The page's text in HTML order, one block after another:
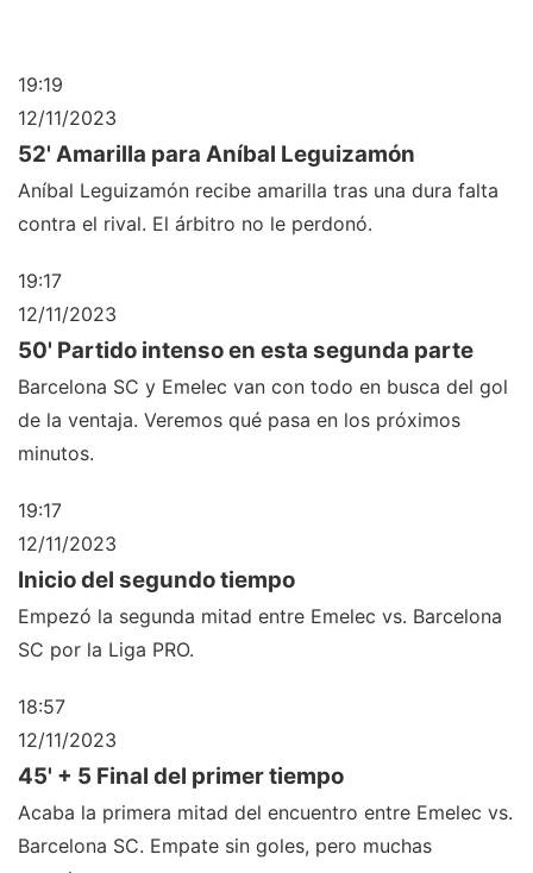
19:19
12/11/2023
52' Amarilla para Aníbal Leguizamón
Aníbal Leguizamón recibe amarilla tras una dura falta
contra el rival. El árbitro no le perdonó.
19:17
12/11/2023
50' Partido intenso en esta segunda parte
Barcelona SC y Emelec van con todo en busca del gol
de la ventaja. Veremos qué pasa en los próximos
minutos.
19:17
12/11/2023
Inicio del segundo tiempo
Empezó la segunda mitad entre Emelec vs. Barcelona
SC por la Liga PRO.
18:57
12/11/2023
45' + 5 Final del primer tiempo
Acaba la primera mitad del encuentro entre Emelec vs.
Barcelona SC. Empate sin goles, pero muchas